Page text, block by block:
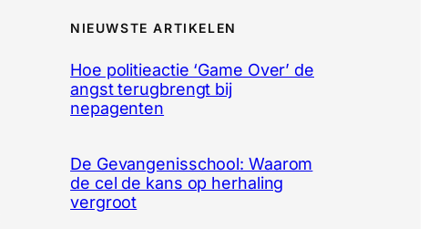
NIEUWSTE ARTIKELEN
Hoe politieactie ‘Game Over’ de
angst terugbrengt bij
nepagenten
De Gevangenisschool: Waarom
de cel de kans op herhaling
vergroot